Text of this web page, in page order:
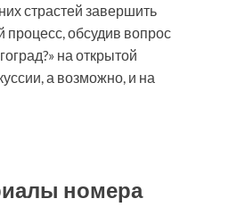
страстей завершить
обсудив вопрос
на открытой
а возможно, и на
номера